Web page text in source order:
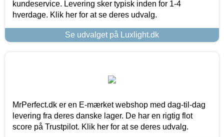
kundeservice. Levering sker typisk inden for 1-4
hverdage. Klik her for at se deres udvalg.
Se udvalget på Luxlight.dk
MrPerfect.dk er en E-mærket webshop med dag-til-dag
levering fra deres danske lager. De har en rigtig flot
score på Trustpilot. Klik her for at se deres udvalg.